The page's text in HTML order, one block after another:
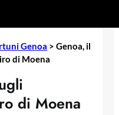
Genoa > Genoa, il
di Moena
di Moena